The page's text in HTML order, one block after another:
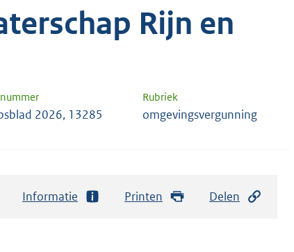
Rijn en
Rubriek
2026, 13285 omgevingsvergunning
Informatie Printen Delen